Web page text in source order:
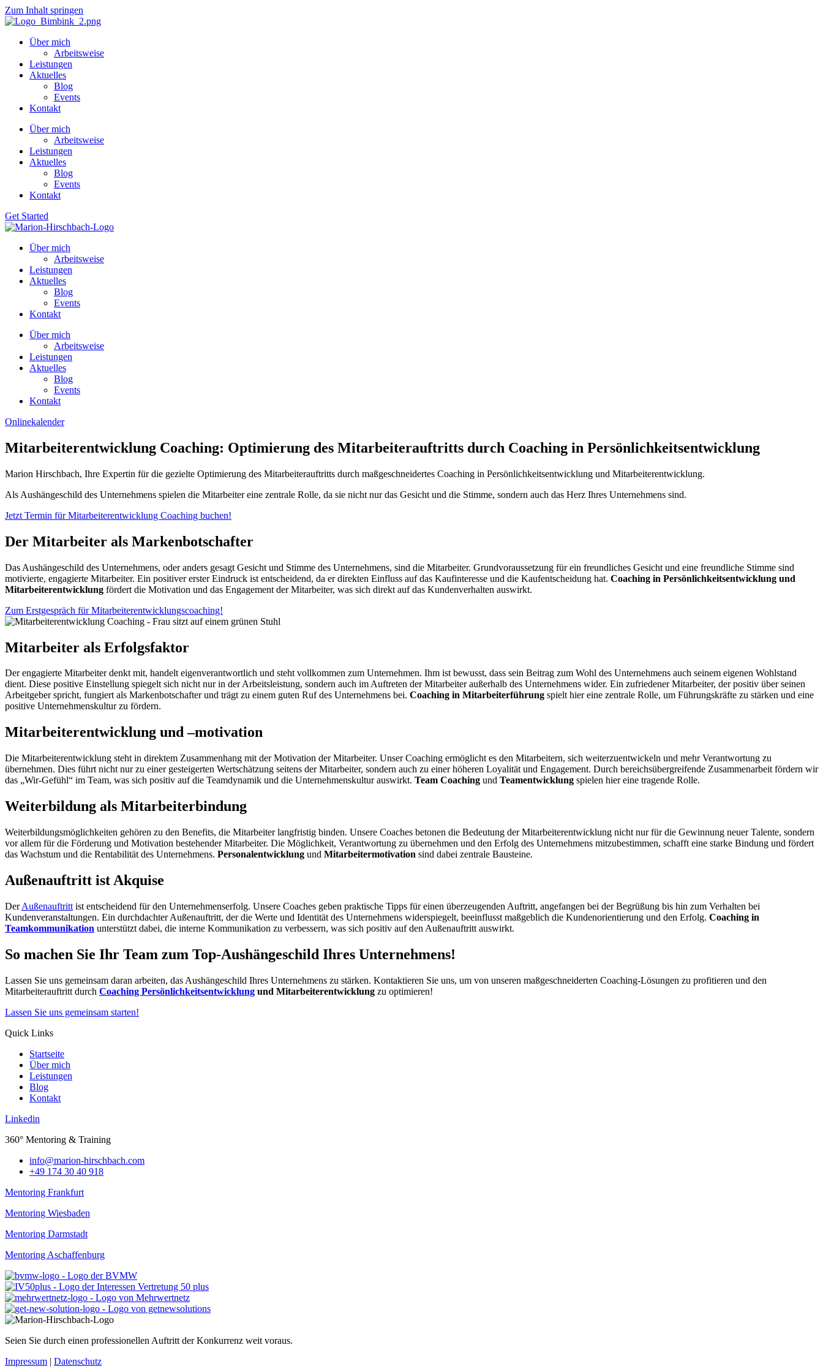
Zum Inhalt springen
Über mich
Arbeitsweise
Leistungen
Aktuelles
Blog
Events
Kontakt
Über mich
Arbeitsweise
Leistungen
Aktuelles
Blog
Events
Kontakt
Get Started
Über mich
Arbeitsweise
Leistungen
Aktuelles
Blog
Events
Kontakt
Über mich
Arbeitsweise
Leistungen
Aktuelles
Blog
Events
Kontakt
Onlinekalender
Mitarbeiterentwicklung Coaching: Optimierung des Mitarbeiterauftritts durch Coaching in Persönlichkeitsentwicklung
Marion Hirschbach, Ihre Expertin für die gezielte Optimierung des Mitarbeiterauftritts durch maßgeschneidertes Coaching in Persönlichkeitsentwicklung und Mitarbeiterentwicklung.
Als Aushängeschild des Unternehmens spielen die Mitarbeiter eine zentrale Rolle, da sie nicht nur das Gesicht und die Stimme, sondern auch das Herz Ihres Unternehmens sind.
Jetzt Termin für Mitarbeiterentwicklung Coaching buchen!
Der Mitarbeiter als Markenbotschafter
Das Aushängeschild des Unternehmens, oder anders gesagt Gesicht und Stimme des Unternehmens, sind die Mitarbeiter. Grundvoraussetzung für ein freundliches Gesicht und eine freundliche Stimme sind
motivierte, engagierte Mitarbeiter. Ein positiver erster Eindruck ist entscheidend, da er direkten Einfluss auf das Kaufinteresse und die Kaufentscheidung hat. Coaching in Persönlichkeitsentwicklung und
Mitarbeiterentwicklung fördert die Motivation und das Engagement der Mitarbeiter, was sich direkt auf das Kundenverhalten auswirkt.
Zum Erstgespräch für Mitarbeiterentwicklungscoaching!
Mitarbeiter als Erfolgsfaktor
Der engagierte Mitarbeiter denkt mit, handelt eigenverantwortlich und steht vollkommen zum Unternehmen. Ihm ist bewusst, dass sein Beitrag zum Wohl des Unternehmens auch seinem eigenen Wohlstand
dient. Diese positive Einstellung spiegelt sich nicht nur in der Arbeitsleistung, sondern auch im Auftreten der Mitarbeiter außerhalb des Unternehmens wider. Ein zufriedener Mitarbeiter, der positiv über seinen
Arbeitgeber spricht, fungiert als Markenbotschafter und trägt zu einem guten Ruf des Unternehmens bei. Coaching in Mitarbeiterführung spielt hier eine zentrale Rolle, um Führungskräfte zu stärken und eine
positive Unternehmenskultur zu fördern.
Mitarbeiterentwicklung und –motivation
Die Mitarbeiterentwicklung steht in direktem Zusammenhang mit der Motivation der Mitarbeiter. Unser Coaching ermöglicht es den Mitarbeitern, sich weiterzuentwickeln und mehr Verantwortung zu
übernehmen. Dies führt nicht nur zu einer gesteigerten Wertschätzung seitens der Mitarbeiter, sondern auch zu einer höheren Loyalität und Engagement. Durch bereichsübergreifende Zusammenarbeit fördern wir
das „Wir-Gefühl“ im Team, was sich positiv auf die Teamdynamik und die Unternehmenskultur auswirkt. Team Coaching und Teamentwicklung spielen hier eine tragende Rolle.
Weiterbildung als Mitarbeiterbindung
Weiterbildungsmöglichkeiten gehören zu den Benefits, die Mitarbeiter langfristig binden. Unsere Coaches betonen die Bedeutung der Mitarbeiterentwicklung nicht nur für die Gewinnung neuer Talente, sondern
vor allem für die Förderung und Motivation bestehender Mitarbeiter. Die Möglichkeit, Verantwortung zu übernehmen und den Erfolg des Unternehmens mitzubestimmen, schafft eine starke Bindung und fördert
das Wachstum und die Rentabilität des Unternehmens. Personalentwicklung und Mitarbeitermotivation sind dabei zentrale Bausteine.
Außenauftritt ist Akquise
DerAußenauftritt ist entscheidend für den Unternehmenserfolg. Unsere Coaches geben praktische Tipps für einen überzeugenden Auftritt, angefangen bei der Begrüßung bis hin zum Verhalten bei
Kundenveranstaltungen. Ein durchdachter Außenauftritt, der die Werte und Identität des Unternehmens widerspiegelt, beeinflusst maßgeblich die Kundenorientierung und den Erfolg. Coaching in
Teamkommunikation unterstützt dabei, die interne Kommunikation zu verbessern, was sich positiv auf den Außenauftritt auswirkt.
So machen Sie Ihr Team zum Top-Aushängeschild Ihres Unternehmens!
Lassen Sie uns gemeinsam daran arbeiten, das Aushängeschild Ihres Unternehmens zu stärken. Kontaktieren Sie uns, um von unseren maßgeschneiderten Coaching-Lösungen zu profitieren und den
Mitarbeiterauftritt durch Coaching Persönlichkeitsentwicklung und Mitarbeiterentwicklung zu optimieren!
Lassen Sie uns gemeinsam starten!
Quick Links
Startseite
Über mich
Leistungen
Blog
Kontakt
Linkedin
360° Mentoring & Training
moc.hcabhcsrih-noiram
@ofni
+49 174 30 40 918
Mentoring Frankfurt
Mentoring Wiesbaden
Mentoring Darmstadt
Mentoring Aschaffenburg
Seien Sie durch einen professionellen Auftritt der Konkurrenz weit voraus.
Impressum | Datenschutz